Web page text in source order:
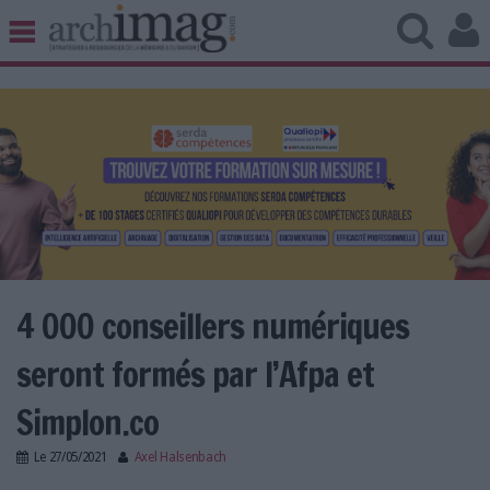
BIBLIOTHÈQUE ÉDITION
UNIVERS DATA
TRAVAIL COLLABORATIF
VIE NUMÉRIQUE
NUMÉRIQUE RESPONSABLE
LES DOSSIERS
LES NEWSLETTERS
LE MAGAZINE
4 000 conseillers numériques
seront formés par l’Afpa et
Simplon.co
Le 27/05/2021 Axel Halsenbach